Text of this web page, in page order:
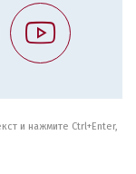
и нажмите Ctrl+Enter,